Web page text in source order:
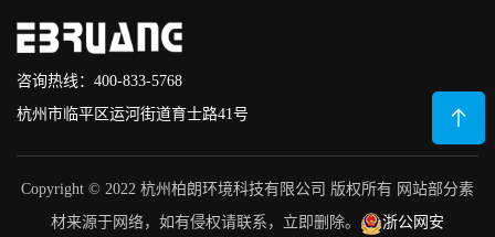
咨询热线：400-833-5768
杭州市临平区运河街道育士路41号
Copyright © 2022 杭州柏朗环境科技有限公司 版权所有 网站部分素
材来源于网络，如有侵权请联系，立即删除。
浙公网安